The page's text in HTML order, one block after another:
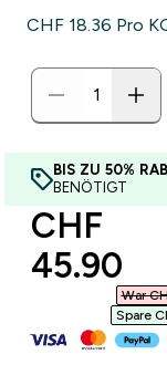
CHF 18.36‎ Pro
BIS ZU 50%
BENÖTIGT
CHF
45.90‎
War
Spare